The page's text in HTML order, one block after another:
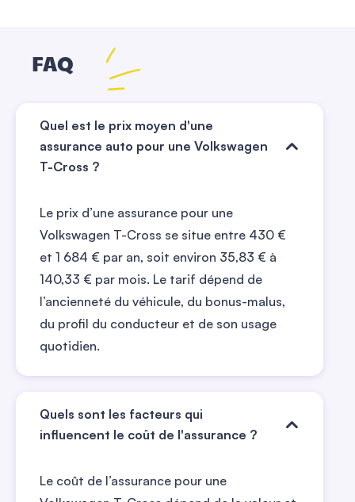
FAQ
Quel est le prix moyen d'une
assurance auto pour une Volkswagen
T-Cross ?
Le prix d’une assurance pour une
Volkswagen T-Cross se situe entre 430 €
et 1 684 € par an, soit environ 35,83 € à
140,33 € par mois. Le tarif dépend de
l’ancienneté du véhicule, du bonus-malus,
du profil du conducteur et de son usage
quotidien.
Quels sont les facteurs qui
influencent le coût de l'assurance ?
Le coût de l’assurance pour une